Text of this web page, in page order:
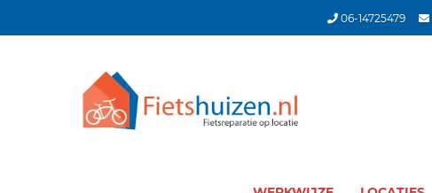
06-14725479